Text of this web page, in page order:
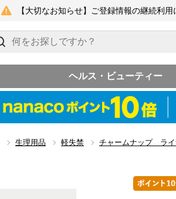
【大切なお知らせ】ご登録情報の継続利
ヘルス・ビューティー
生理用品 軽失禁 チャームナップ ライ